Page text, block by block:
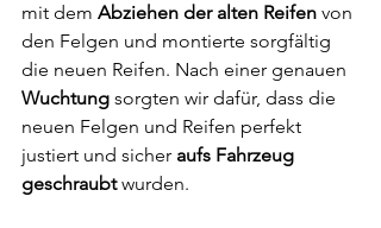
mit dem Abziehen der alten Reifen von
den Felgen und montierte sorgfältig
die neuen Reifen. Nach einer genauen
Wuchtung sorgten wir dafür, dass die
neuen Felgen und Reifen perfekt
justiert und sicher aufs Fahrzeug
geschraubt wurden.